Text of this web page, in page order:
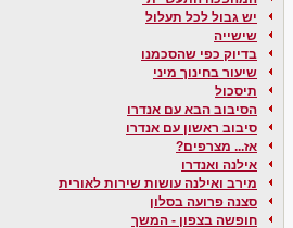
יש גבול לכל תעלול
שישייה
בדיוק כפי שהסכמנו
שיעור בחינוך מיני
תיסכול
הסיבוב הבא עם אנדרו
סיבוב ראשון עם אנדרו
אז... מצרפים?
אילנה ואנדרו
מירב ואילנה עושות שירות לאורית
סצנה פרועה בסלון
חופשה בצפון - המשך